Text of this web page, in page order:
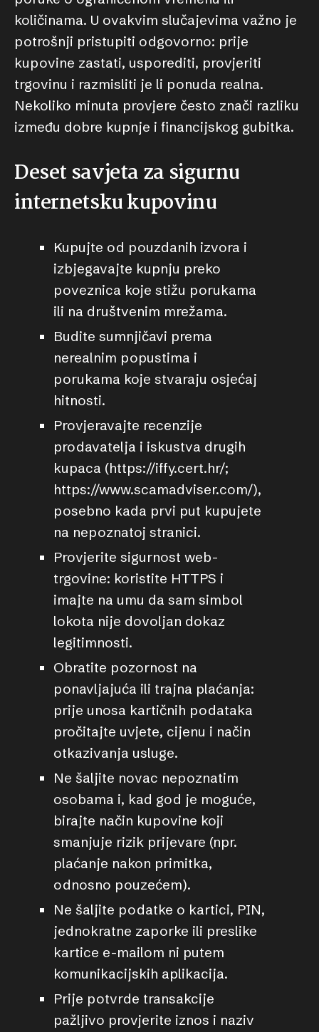
količinama. U ovakvim slučajevima važno je
potrošnji pristupiti odgovorno: prije
kupovine zastati, usporediti, provjeriti
trgovinu i razmisliti je li ponuda realna.
Nekoliko minuta provjere često znači razliku
između dobre kupnje i financijskog gubitka.
Deset savjeta za sigurnu
internetsku kupovinu
Kupujte od pouzdanih izvora i
izbjegavajte kupnju preko
poveznica koje stižu porukama
ili na društvenim mrežama.
Budite sumnjičavi prema
nerealnim popustima i
porukama koje stvaraju osjećaj
hitnosti.
Provjeravajte recenzije
prodavatelja i iskustva drugih
kupaca (https://iffy.cert.hr/;
https://www.scamadviser.com/),
posebno kada prvi put kupujete
na nepoznatoj stranici.
Provjerite sigurnost web-
trgovine: koristite HTTPS i
imajte na umu da sam simbol
lokota nije dovoljan dokaz
legitimnosti.
Obratite pozornost na
ponavljajuća ili trajna plaćanja:
prije unosa kartičnih podataka
pročitajte uvjete, cijenu i način
otkazivanja usluge.
Ne šaljite novac nepoznatim
osobama i, kad god je moguće,
birajte način kupovine koji
smanjuje rizik prijevare (npr.
plaćanje nakon primitka,
odnosno pouzećem).
Ne šaljite podatke o kartici, PIN,
jednokratne zaporke ili preslike
kartice e-mailom ni putem
komunikacijskih aplikacija.
Prije potvrde transakcije
pažljivo provjerite iznos i naziv